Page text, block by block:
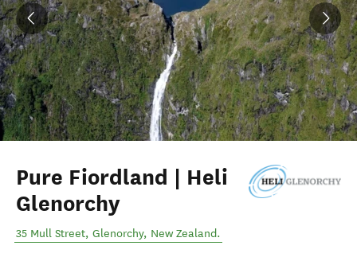
Pure Fiordland | Heli
Glenorchy
35 Mull Street, Glenorchy, New Zealand.